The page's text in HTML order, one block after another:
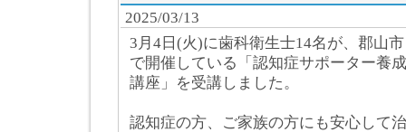
2025/03/13
3月4日(火)に歯科衛生士14名が、郡山市
で開催している「認知症サポーター養成
講座」を受講しました。
認知症の方、ご家族の方にも安心して治